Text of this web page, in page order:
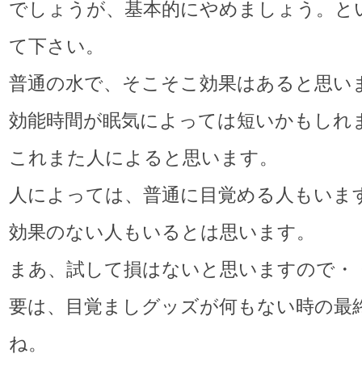
でしょうが、基本的にやめましょう。と
て下さい。
普通の水で、そこそこ効果はあると思い
効能時間が眠気によっては短いかもしれ
これまた人によると思います。
人によっては、普通に目覚める人もいま
効果のない人もいるとは思います。
まあ、試して損はないと思いますので・
要は、目覚ましグッズが何もない時の最
ね。